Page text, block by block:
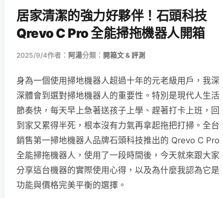
居家清潔的強力好夥伴！石頭科技
Qrevo C Pro 全能掃拖機器人開箱
2025/9/4作者： 阿湯分類： 開箱文 & 評測
身為一個使用掃地機器人超過十年的元老級用戶，我深
深體會到選對掃地機器人的重要性。特別是現代人生活
節奏快，每天早上急著送孩子上學、趕著打卡上班，回
到家又累得半死，根本沒有力氣再拿起拖把打掃。全台
銷售第一掃地機器人品牌石頭科技推出的 Qrevo C Pro
全能掃拖機器人，使用了一段時間後，今天就來跟大家
分享這台機器的實際使用心得，以及為什麼我認為它是
功能與價格完美平衡的選擇。